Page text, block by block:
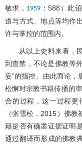
敏求， 1959 ：588）此
道与方式、地点等均作
许与掌控的范围内。
从以上史料来看，
到查禁，不论是佛教等
妄”的指控。由此而论，
松懈对宗教书籍传播的
合的过程，这一过程更
（张雪松，2015）佛
籍是否有确凿证据证明
通过翻译而形成的佛教